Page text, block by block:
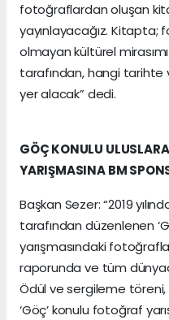
fotoğraflardan oluşan
yayınlayacağız.
olmayan kültürel
tarafından, hangi tarihte
yer alacak” dedi.
GÖÇ KONULU
YARIŞMASINA BM
Başkan Sezer: “2019
tarafından düzenlenen
yarışmasındaki
raporunda ve tüm
Ödül ve sergileme töreni,
‘Göç’ konulu fotoğraf